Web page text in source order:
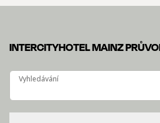
INTERCITYHOTEL MAINZ
Vyhledávání
Vyhledávání